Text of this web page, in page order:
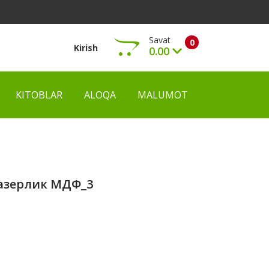
Kirish 0
Savat
0.00
Ko‘rish
KITOBLAR ALOQA MALUMOT
МДФ_3